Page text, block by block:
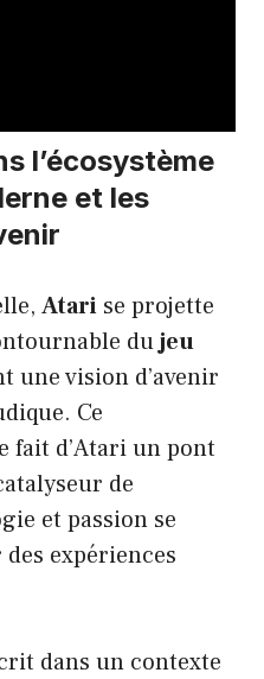
l’écosystème
et les
Atari se projette
dujeu
une vision d’avenir
Ce
fait d’Atari un pont
de
et passion se
expériences
dans un contexte